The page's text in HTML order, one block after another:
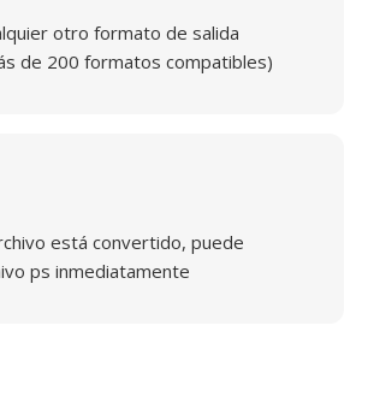
otro formato de salida
de 200 formatos compatibles)
está convertido, puede
ps inmediatamente